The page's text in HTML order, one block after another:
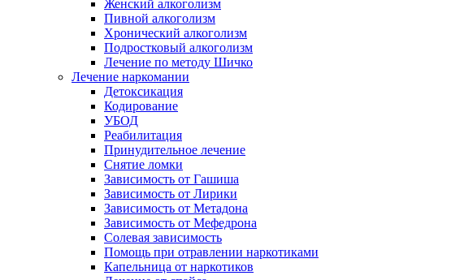
Женский алкоголизм
Пивной алкоголизм
Хронический алкоголизм
Подростковый алкоголизм
Лечение по методу Шичко
Лечение наркомании
Детоксикация
Кодирование
УБОД
Реабилитация
Принудительное лечение
Снятие ломки
Зависимость от Гашиша
Зависимость от Лирики
Зависимость от Метадона
Зависимость от Мефедрона
Солевая зависимость
Помощь при отравлении наркотиками
Капельница от наркотиков